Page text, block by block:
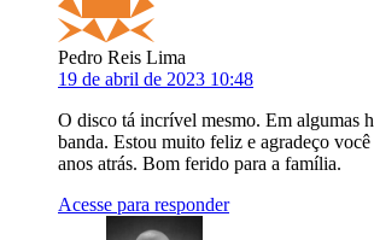
Pedro Reis Lima
19 de abril de 2023 10:48
O disco tá incrível mesmo. Em algumas
banda. Estou muito feliz e agradeço
anos atrás. Bom ferido para a família.
Acesse para responder